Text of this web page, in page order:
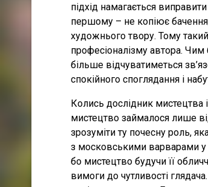
підхід намагається
першому – не копіює
художнього твору. Тому
професіоналізму автора.
більше відчуватиметься
спокійного споглядання і
Колись дослідник мистецтва
мистецтво займалося лише
зрозуміти ту почесну роль,
з московськими варварами у
бо мистецтво будучи її
вимоги до чутливості